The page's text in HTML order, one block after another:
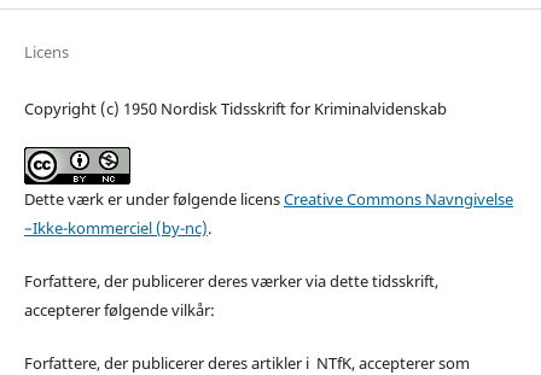
Licens
Copyright (c) 1950 Nordisk Tidsskrift for Kriminalvidenskab
Dette værk er under følgende licensCreative Commons Navngivelse
–Ikke-kommerciel (by-nc).
Forfattere, der publicerer deres værker via dette tidsskrift,
accepterer følgende vilkår:
Forfattere, der publicerer deres artikler i NTfK, accepterer som